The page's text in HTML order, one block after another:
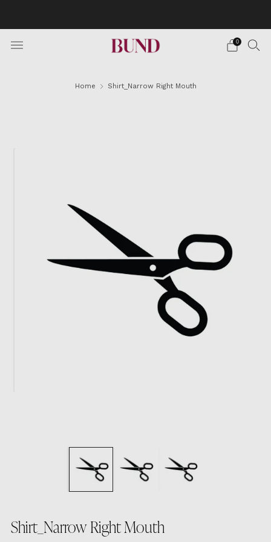
0
Home Shirt_Narrow Right Mouth
Shirt_Narrow Right Mouth